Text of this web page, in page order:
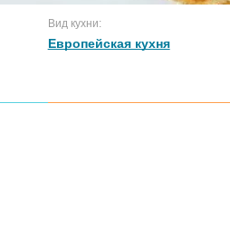
Вид кухни:
Европейская кухня